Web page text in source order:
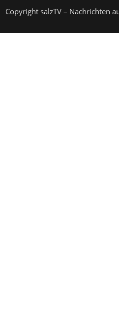
Copyright salzTV – Nachrichten